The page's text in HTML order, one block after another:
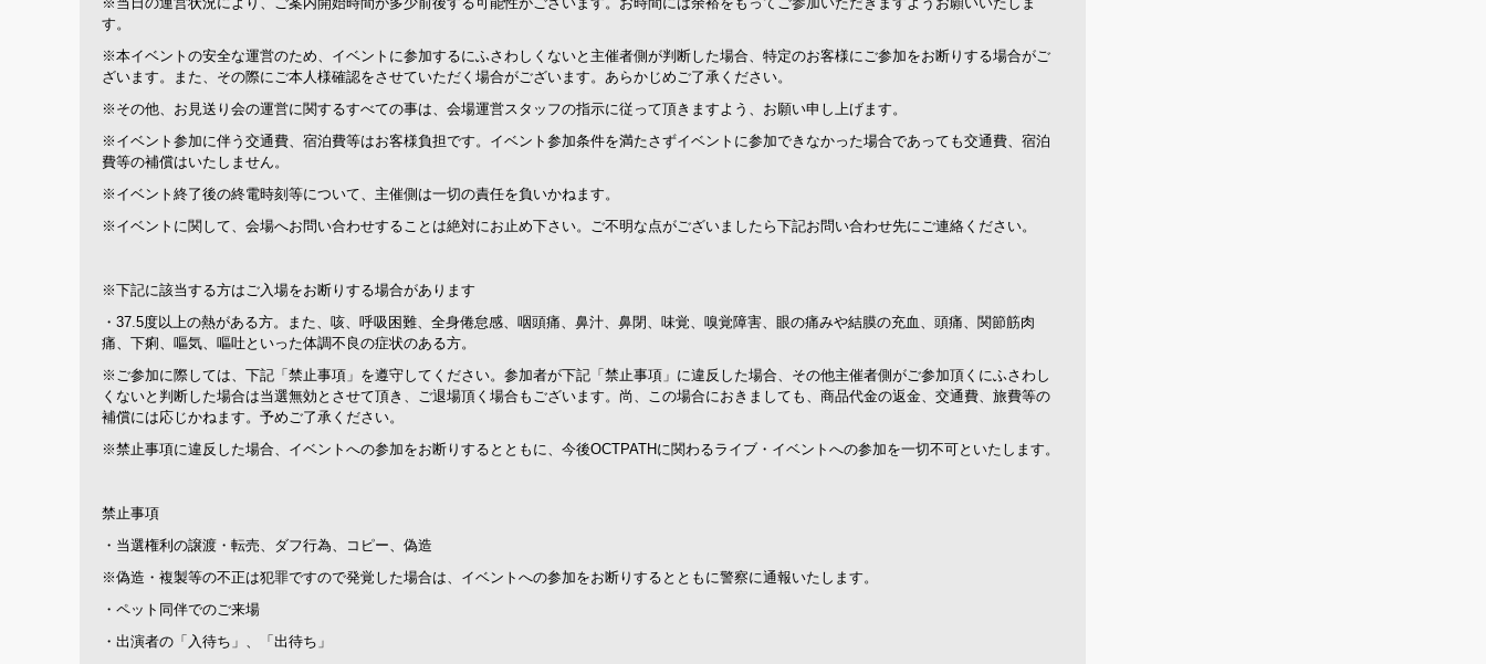
す。
※本イベントの安全な運営のため、イベントに参加するにふさわしくないと主催者側が判断した場合、特定のお客様にご参加をお断りする場合がご
ざいます。また、その際にご本人様確認をさせていただく場合がございます。あらかじめご了承ください。
※その他、お見送り会の運営に関するすべての事は、会場運営スタッフの指示に従って頂きますよう、お願い申し上げます。
※イベント参加に伴う交通費、宿泊費等はお客様負担です。イベント参加条件を満たさずイベントに参加できなかった場合であっても交通費、宿泊
費等の補償はいたしません。
※イベント終了後の終電時刻等について、主催側は一切の責任を負いかねます。
※イベントに関して、会場へお問い合わせすることは絶対にお止め下さい。ご不明な点がございましたら下記お問い合わせ先にご連絡ください。
※下記に該当する方はご入場をお断りする場合があります
・37.5度以上の熱がある方。また、咳、呼吸困難、全身倦怠感、咽頭痛、鼻汁、鼻閉、味覚、嗅覚障害、眼の痛みや結膜の充血、頭痛、関節筋肉
痛、下痢、嘔気、嘔吐といった体調不良の症状のある方。
※ご参加に際しては、下記「禁止事項」を遵守してください。参加者が下記「禁止事項」に違反した場合、その他主催者側がご参加頂くにふさわし
くないと判断した場合は当選無効とさせて頂き、ご退場頂く場合もございます。尚、この場合におきましても、商品代金の返金、交通費、旅費等の
補償には応じかねます。予めご了承ください。
※禁止事項に違反した場合、イベントへの参加をお断りするとともに、今後OCTPATHに関わるライブ・イベントへの参加を一切不可といたします。
禁止事項
・当選権利の譲渡・転売、ダフ行為、コピー、偽造
※偽造・複製等の不正は犯罪ですので発覚した場合は、イベントへの参加をお断りするとともに警察に通報いたします。
・ペット同伴でのご来場
・出演者の「入待ち」、「出待ち」